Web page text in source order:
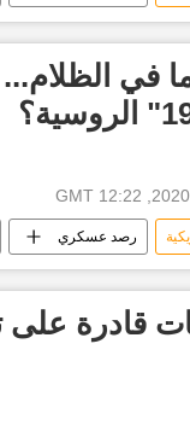
يوما في
رصد عسكري
قادرة على